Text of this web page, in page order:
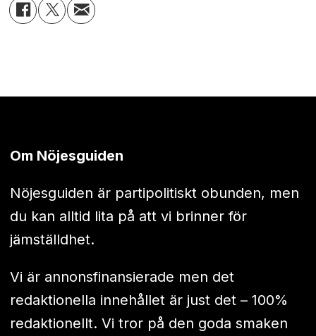
Om Nöjesguiden
Nöjesguiden är partipolitiskt obunden, men
du kan alltid lita på att vi brinner för
jämställdhet.
Vi är annonsfinansierade men det
redaktionella innehållet är just det – 100%
redaktionellt. Vi tror på den goda smaken